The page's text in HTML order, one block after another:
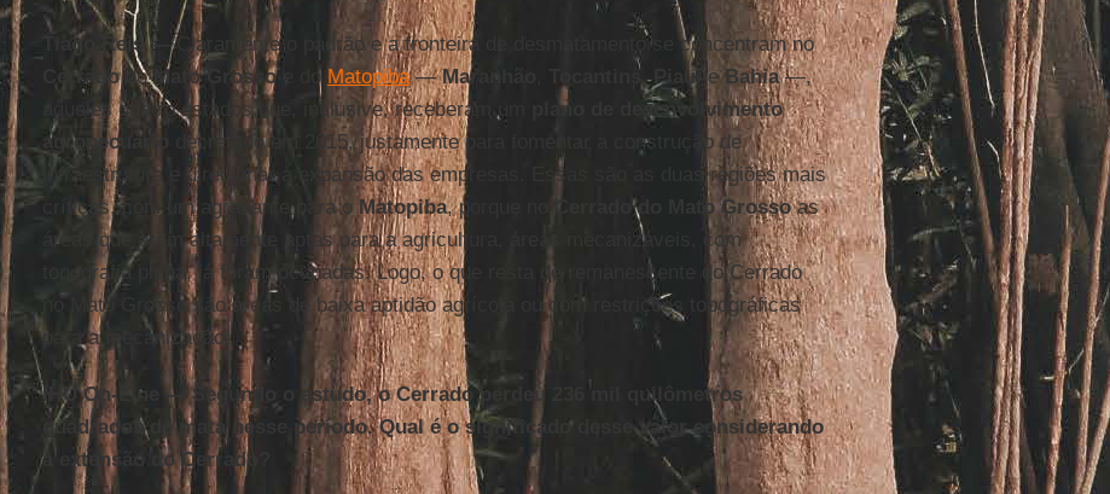
Tiago Reis —Claramente o padrão e a fronteira de desmatamento se concentram no
CerradodoMato Grossoe do Matopiba—Maranhão Tocantins , Piauí e Bahia—,
aqueles quatro estados que, inclusive, receberam um
plano de desenvolvimento
agropecuário
decretado em 2015, justamente para fomentar a construção de
infraestrutura e direcionar a expansão das empresas. Essas são as duas regiões mais
críticas, com um agravante para o Matopiba, porque no Cerrado do Mato Grossoas
áreas que eram altamente aptas para a agricultura, áreas mecanizáveis, com
topografia plana, já foram ocupadas. Logo, o que resta de remanescente do Cerrado
no Mato Grosso são áreas de baixa aptidão agrícola ou com restrições topográficas
para a mecanização.
IHU On-Line — Segundo o estudo, o Cerrado perdeu 236 mil quilômetros
quadrados de mata nesse período. Qual é o significado desse valor considerando
a extensão do Cerrado?